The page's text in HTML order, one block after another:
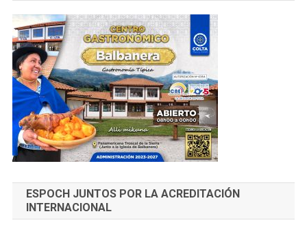
ESPOCH JUNTOS POR LA ACREDITACIÓN
INTERNACIONAL